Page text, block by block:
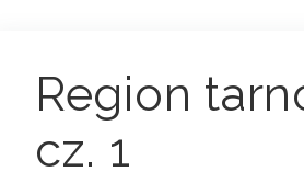
Region
cz. 1